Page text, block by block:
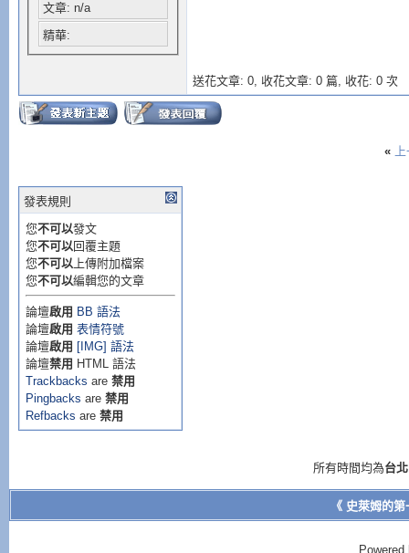
文章: n/a
精華:
送花文章: 0, 收花文章: 0 篇, 收花: 0 次
«
發表規則
您不可以發文
您不可以回覆主題
您不可以上傳附加檔案
您不可以編輯您的文章
論壇啟用 BB 語法
論壇啟用 表情符號
論壇啟用 [IMG] 語法
論壇禁用 HTML 語法
Trackbacks are 禁用
Pingbacks are 禁用
Refbacks are 禁用
所有時間均為台
《 史萊姆的